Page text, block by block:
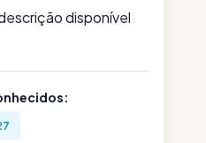
disponível